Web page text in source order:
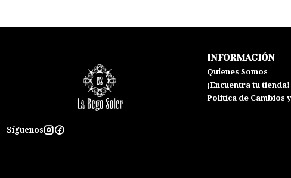
Síguenos
INFORMACIÓN
Quienes Somos
¡Encuentra tu tienda!
Política de Cambios